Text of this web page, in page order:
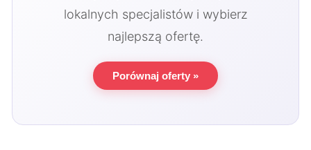
lokalnych specjalistów i wybierz
najlepszą ofertę.
Porównaj oferty »